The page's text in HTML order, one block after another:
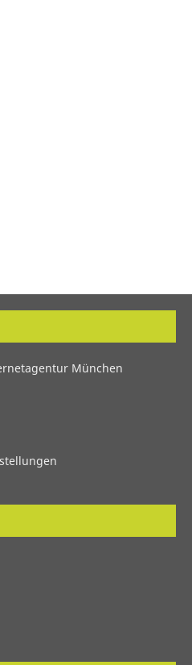
München